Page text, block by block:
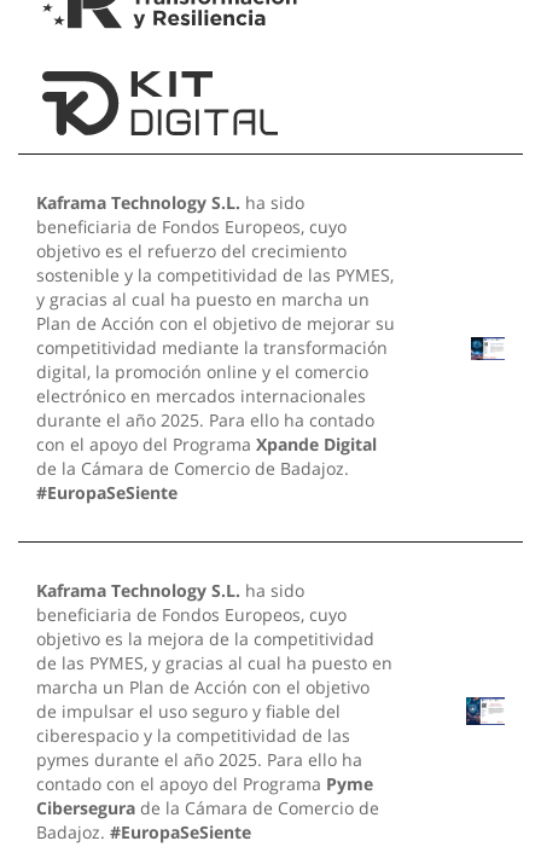
Kaframa Technology S.L. ha sido
beneficiaria de Fondos Europeos, cuyo
objetivo es el refuerzo del crecimiento
sostenible y la competitividad de las PYMES,
y gracias al cual ha puesto en marcha un
Plan de Acción con el objetivo de mejorar su
competitividad mediante la transformación
digital, la promoción online y el comercio
electrónico en mercados internacionales
durante el año 2025. Para ello ha contado
con el apoyo del Programa Xpande Digital
de la Cámara de Comercio de Badajoz.
#EuropaSeSiente
Kaframa Technology S.L. ha sido
beneficiaria de Fondos Europeos, cuyo
objetivo es la mejora de la competitividad
de las PYMES, y gracias al cual ha puesto en
marcha un Plan de Acción con el objetivo
de impulsar el uso seguro y fiable del
ciberespacio y la competitividad de las
pymes durante el año 2025. Para ello ha
contado con el apoyo del Programa Pyme
Cibersegura de la Cámara de Comercio de
Badajoz. #EuropaSeSiente